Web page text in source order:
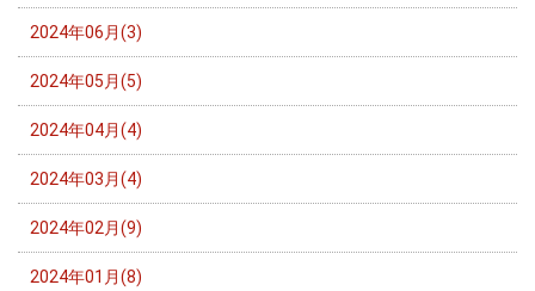
2024年06月(3)
2024年05月(5)
2024年04月(4)
2024年03月(4)
2024年02月(9)
2024年01月(8)